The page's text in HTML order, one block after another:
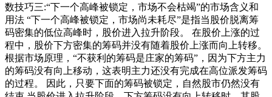
数技巧三:“下一个高峰被锁定，市场不会枯竭”的市场含义和
用法 “下一个高峰被锁定，市场尚未耗尽”是指当股价脱离筹
码密集的低位高峰时，股价进入拉升阶段。 在股价上涨的过
程中，股价下方密集的筹码并没有随着股价上涨而向上转移。
根据市场原理，“不获利的筹码是庄家的筹码”，因为下方主力
的筹码没有向上移动，这表明主力还没有完成在高位派发筹码
的过程。 因此，只要下面的筹码被锁定，自然股市仍然没有